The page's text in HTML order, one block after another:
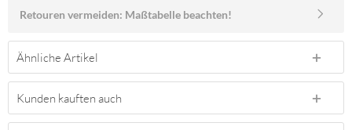
Retouren vermeiden: Maßtabelle beachten!
Ähnliche Artikel
Kunden kauften auch